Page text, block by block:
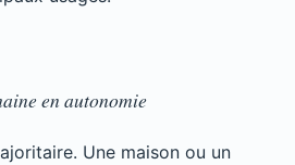
en autonomie
Une maison ou un